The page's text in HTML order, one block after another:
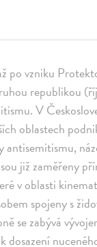
po vzniku
republikou
V
oblastech
již zaměřeny
v oblasti
spojeny s
se zabývá
dosazení